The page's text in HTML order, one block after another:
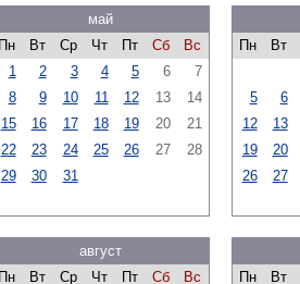
май
Пн
Вт Ср Чт Пт Сб
Вс
1
2 3 4 5 6
7
8
9 10 11 12 13
14
15
16 17 18 19 20
21
22
23 24 25 26 27
28
29
30 31
Пн
Вт
5
6
12
13
19
20
26
27
август
Пн
Вт Ср Чт Пт Сб
Вс
Пн
Вт